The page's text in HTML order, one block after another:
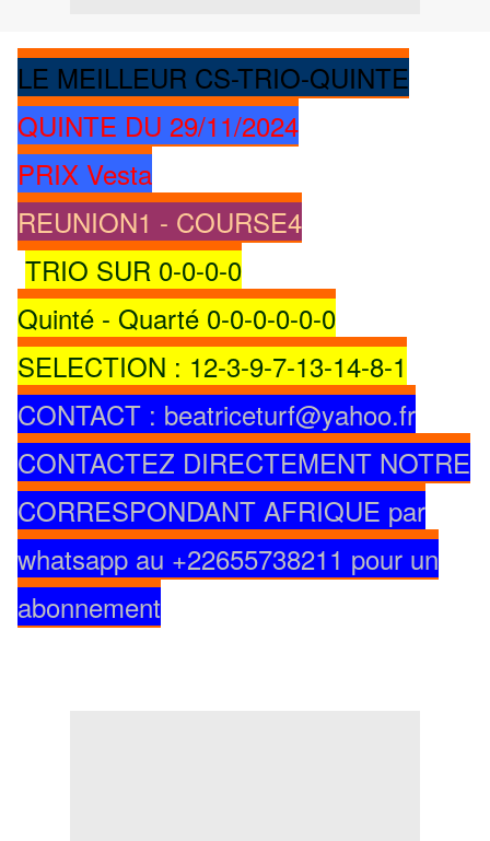
LE MEILLEUR CS-TRIO-QUINTE
QUINTE DU 29/11/2024
PRIX Vesta
REUNION1 - COURSE4
TRIO SUR 0-0-0-0
Quinté - Quarté 0-0-0-0-0-0
SELECTION : 12-3-9-7-13-14-8-1
CONTACT : beatriceturf@yahoo.fr
CONTACTEZ DIRECTEMENT NOTRE
CORRESPONDANT AFRIQUE par
whatsapp au +22655738211 pour un
abonnement